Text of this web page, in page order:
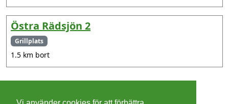
Östra Rädsjön 2
Grillplats
1.5 km bort